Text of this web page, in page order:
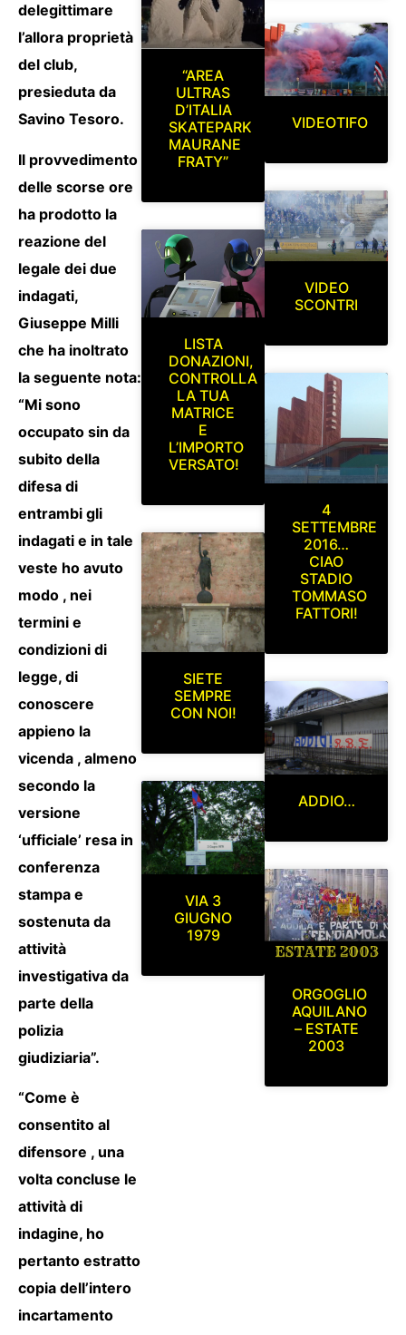
delegittimare
l’allora proprietà
del club,
presieduta da
Savino Tesoro.
Il provvedimento
delle scorse ore
ha prodotto la
reazione del
legale dei due
indagati,
Giuseppe Milli
che ha inoltrato
la seguente nota:
“Mi sono
occupato sin da
subito della
difesa di
entrambi gli
indagati e in tale
veste ho avuto
modo , nei
termini e
condizioni di
legge, di
conoscere
appieno la
vicenda , almeno
secondo la
versione
‘ufficiale’ resa in
conferenza
stampa e
sostenuta da
attività
investigativa da
parte della
polizia
giudiziaria”.
“Come è
consentito al
difensore , una
volta concluse le
attività di
indagine, ho
pertanto estratto
copia dell’intero
incartamento
“AREA
ULTRAS
D’ITALIA
SKATEPARK
MAURANE
FRATY”
LISTA
DONAZIONI,
CONTROLLA
LA TUA
MATRICE
E
L’IMPORTO
VERSATO!
SIETE
SEMPRE
CON NOI!
VIA 3
GIUGNO
1979
VIDEOTIFO
VIDEO
SCONTRI
4
SETTEMBRE
2016…
CIAO
STADIO
TOMMASO
FATTORI!
ADDIO…
ORGOGLIO
AQUILANO
– ESTATE
2003